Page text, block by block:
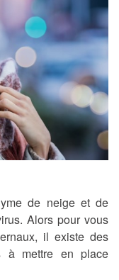
de neige et de
Alors pour vous
il existe des
à mettre en place